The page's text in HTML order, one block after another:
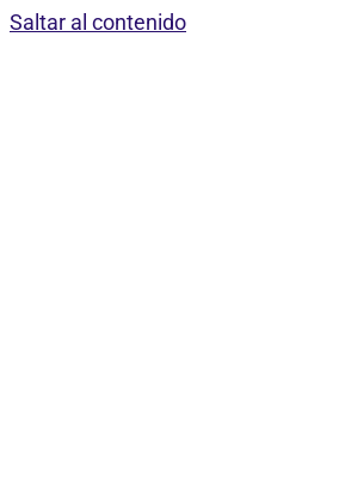
Saltar al contenido